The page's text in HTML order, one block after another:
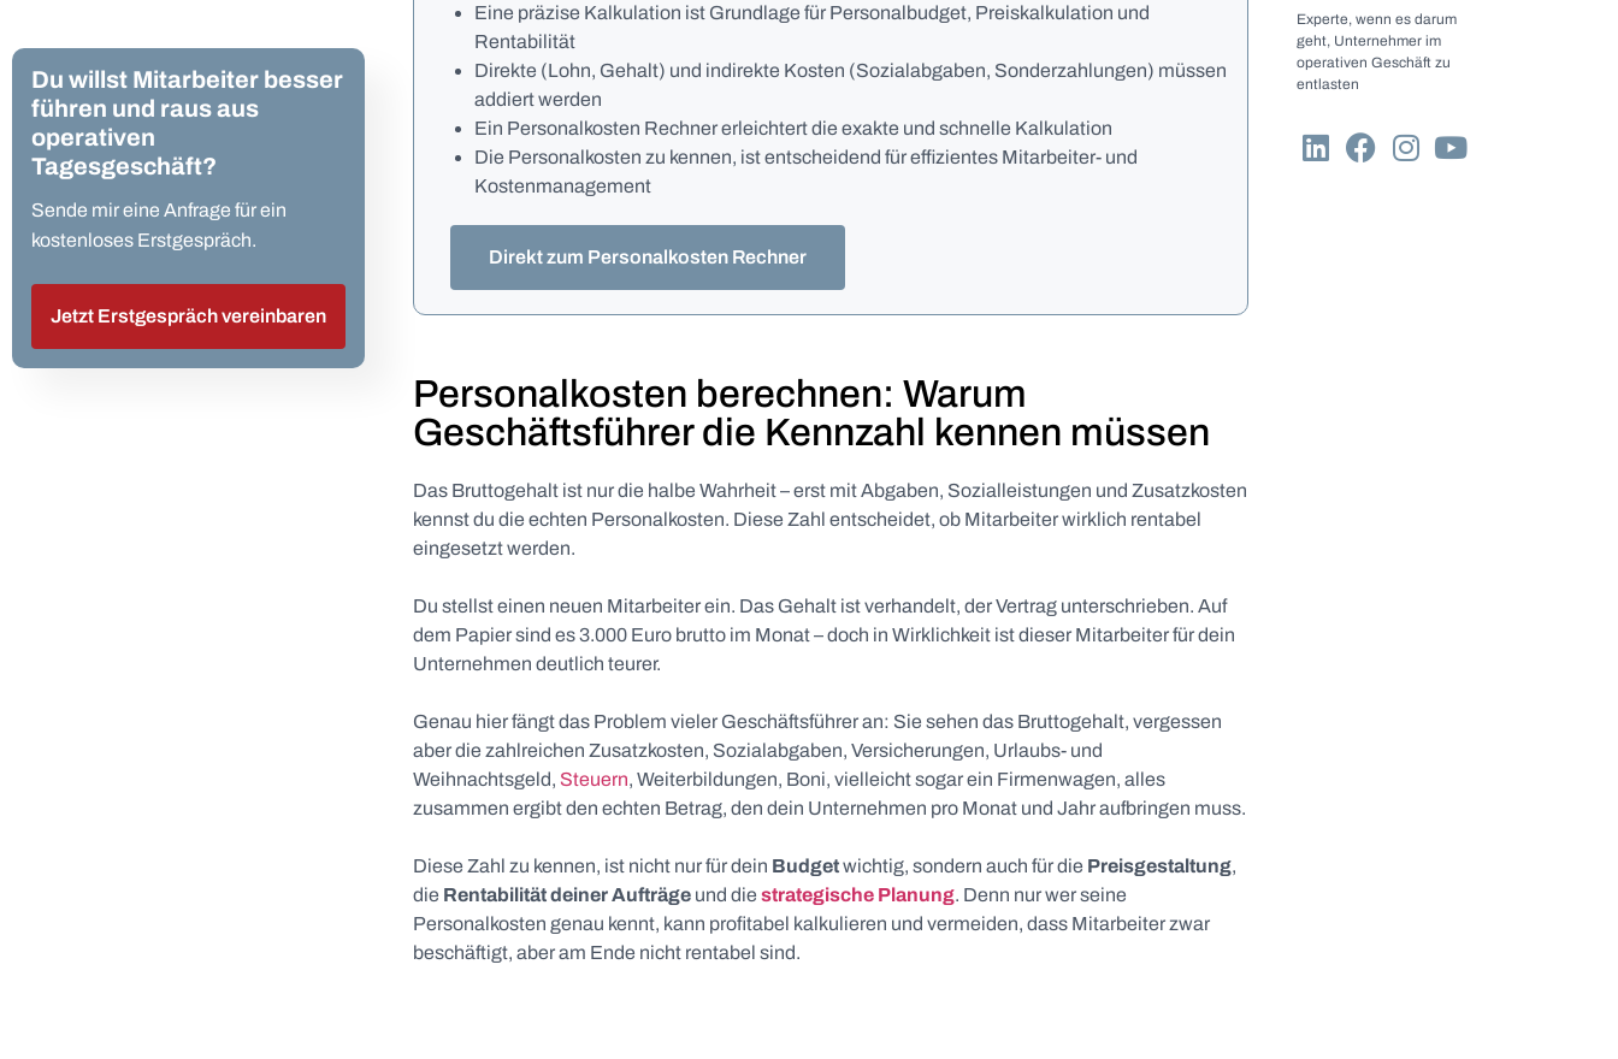
Du willst Mitarbeiter besser
führen und raus aus
operativen
Tagesgeschäft?
Sende mir eine Anfrage für ein
kostenloses Erstgespräch.
Jetzt Erstgespräch vereinbaren
Eine präzise Kalkulation ist Grundlage für Personalbudget, Preiskalkulation und
Rentabilität
Direkte (Lohn, Gehalt) und indirekte Kosten (Sozialabgaben, Sonderzahlungen) müssen
addiert werden
Ein Personalkosten Rechner erleichtert die exakte und schnelle Kalkulation
Die Personalkosten zu kennen, ist entscheidend für effizientes Mitarbeiter- und
Kostenmanagement
Direkt zum Personalkosten Rechner
Personalkosten berechnen: Warum
Geschäftsführer die Kennzahl kennen müssen
Das Bruttogehalt ist nur die halbe Wahrheit – erst mit Abgaben, Sozialleistungen und Zusatzkosten
kennst du die echten Personalkosten. Diese Zahl entscheidet, ob Mitarbeiter wirklich rentabel
eingesetzt werden.
Du stellst einen neuen Mitarbeiter ein. Das Gehalt ist verhandelt, der Vertrag unterschrieben. Auf
dem Papier sind es 3.000 Euro brutto im Monat – doch in Wirklichkeit ist dieser Mitarbeiter für dein
Unternehmen deutlich teurer.
Genau hier fängt das Problem vieler Geschäftsführer an: Sie sehen das Bruttogehalt, vergessen
aber die zahlreichen Zusatzkosten, Sozialabgaben, Versicherungen, Urlaubs- und
Weihnachtsgeld, Steuern, Weiterbildungen, Boni, vielleicht sogar ein Firmenwagen, alles
zusammen ergibt den echten Betrag, den dein Unternehmen pro Monat und Jahr aufbringen muss.
Diese Zahl zu kennen, ist nicht nur für dein Budgetwichtig, sondern auch für die Preisgestaltung,
die Rentabilität deiner Aufträgeund die strategische Planung. Denn nur wer seine
Personalkosten genau kennt, kann profitabel kalkulieren und vermeiden, dass Mitarbeiter zwar
beschäftigt, aber am Ende nicht rentabel sind.
Experte, wenn es darum
geht, Unternehmer im
operativen Geschäft zu
entlasten